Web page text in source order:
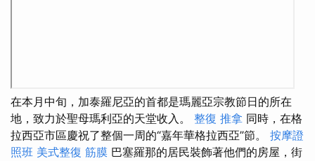
在本月中旬，加泰羅尼亞的首都是瑪麗亞宗教節日的所在
地，致力於聖母瑪利亞的天堂收入。 整復 推拿 同時，在格
拉西亞市區慶祝了整個一周的“嘉年華格拉西亞”節。 按摩證
照班 美式整復 筋膜 巴塞羅那的居民裝飾著他們的房屋，街